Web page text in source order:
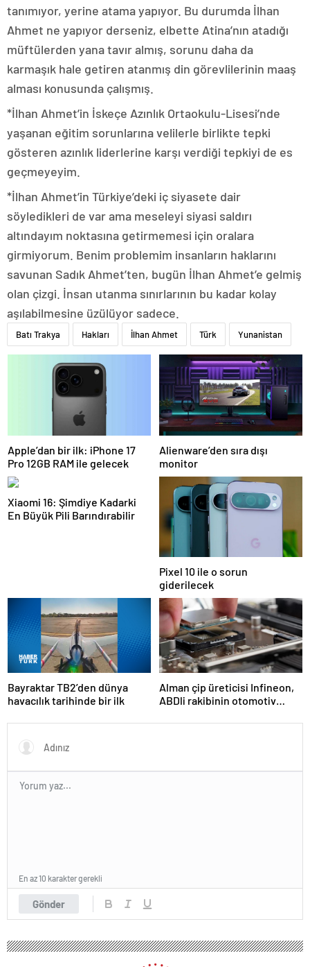
tanımıyor, yerine atama yapıyor. Bu durumda İlhan
Ahmet ne yapıyor derseniz, elbette Atina’nın atadığı
müftülerden yana tavır almış, sorunu daha da
karmaşık hale getiren atanmış din görevlilerinin maaş
alması konusunda çalışmış.
*İlhan Ahmet’in İskeçe Azınlık Ortaokulu-Lisesi’nde
yaşanan eğitim sorunlarına velilerle birlikte tepki
gösteren azınlık liderlerine karşı verdiği tepkiyi de es
geçmeyeyim.
*İlhan Ahmet’in Türkiye’deki iç siyasete dair
söyledikleri de var ama meseleyi siyasi saldırı
altındayım noktasına getirmemesi için oralara
girmiyorum. Benim problemim insanların haklarını
savunan Sadık Ahmet’ten, bugün İlhan Ahmet’e gelmiş
olan çizgi. İnsan utanma sınırlarının bu kadar kolay
aşılabilmesine üzülüyor sadece.
Batı Trakya Hakları İlhan Ahmet Türk Yunanistan
Apple’dan bir ilk: iPhone 17
Pro 12GB RAM ile gelecek
Alienware’den sıra dışı
monitor
Xiaomi 16: Şimdiye Kadarki
En Büyük Pili Barındırabilir
Pixel 10 ile o sorun
giderilecek
Bayraktar TB2’den dünya
havacılık tarihinde bir ilk
Alman çip üreticisi Infineon,
ABDli rakibinin otomotiv
satın aldı
Gönder
En az 10 karakter gerekli